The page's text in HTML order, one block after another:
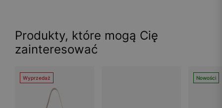
Produkty, które mogą Cię
zainteresować
Wyprzedaż Nowości